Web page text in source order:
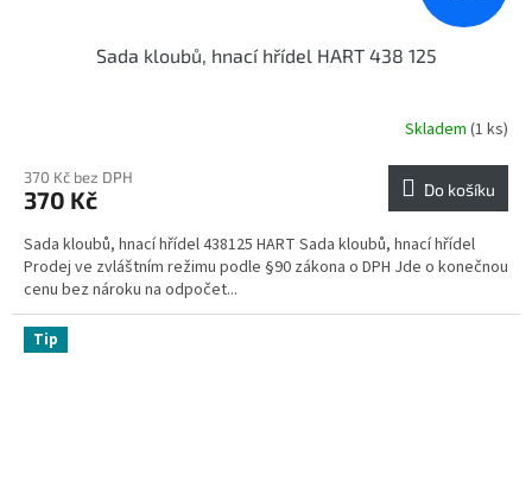
Sada kloubů, hnací hřídel HART 438 125
Skladem (1 ks)
370 Kč bez DPH
370 Kč Do košíku
Sada kloubů, hnací hřídel 438125 HART Sada kloubů, hnací hřídel
Prodej ve zvláštním režimu podle §90 zákona o DPH Jde o konečnou
cenu bez nároku na odpočet...
Tip